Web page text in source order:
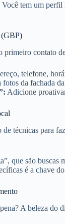
tem um
(GBP)
contato
telefone,
fotos da fachada
Adicione
técnicas para
que são
é a chave do
A beleza